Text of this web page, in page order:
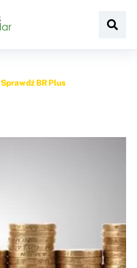
Sprawdź BR Plus